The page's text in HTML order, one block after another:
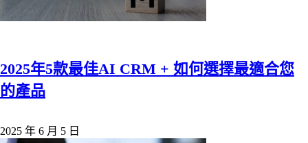
2025年5款最佳AI CRM + 如何選擇最適合您
的產品
2025 年 6 月 5 日